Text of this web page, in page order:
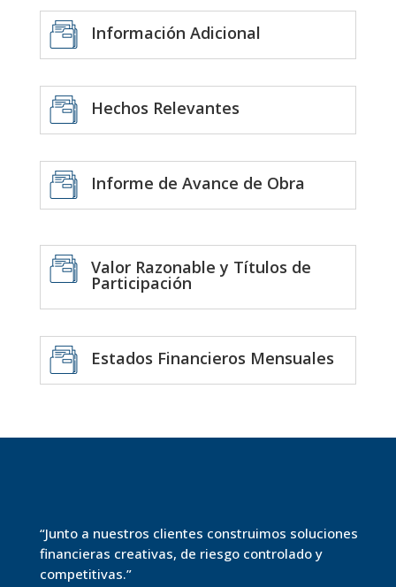
Información Adicional
Hechos Relevantes
Informe de Avance de Obra
Valor Razonable y Títulos de
Participación
Estados Financieros Mensuales
“Junto a nuestros clientes construimos soluciones
financieras creativas, de riesgo controlado y
competitivas.”